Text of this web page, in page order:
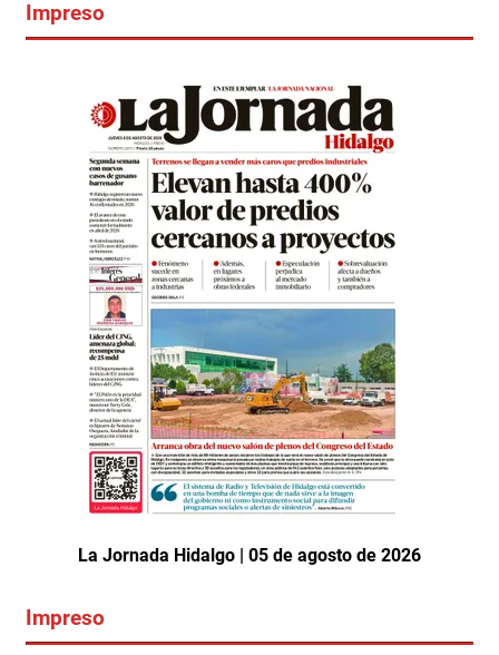
Impreso
La Jornada Hidalgo | 05 de agosto de 2026
Impreso